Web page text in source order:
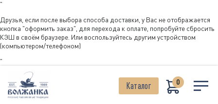
"
Друзья, если после выбора способа доставки, у Вас не отображается
кнопка "оформить заказ", для перехода к оплате, попробуйте сбросить
КЭШ в своём браузере. Или воспользуйтесь другим устройством
(компьютером/телефоном)
"
Каталог 0